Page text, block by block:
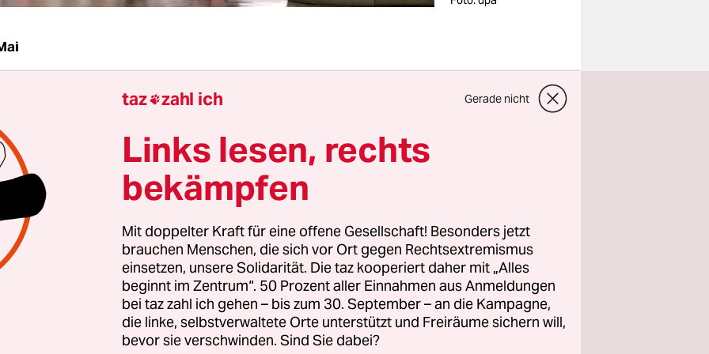
Männer haben sich Mut angetrunken, bevor sie zu der
gehen. Es ist Montagabend, die Sonne scheint. Die leeren
werfen sie in ein Buswartehäuschen.
steht auf ihren T-Shirts.
nicht kapitulieren wollen, entsteht gerade 150 Meter
entfernt am Bahnweg in Altglienicke im
Berlins. Hier soll eines von fünf Berliner
für Flüchtlinge entstehen. 500 Flüchtlinge sollen in die
ziehen, die gerade angefahren werden. Mit dem Bezug
im Ortsteil und der Umgebung wieder frei werden.
taz zahl ich Gerade nicht
Links lesen, rechts
bekämpfen
Mit doppelter Kraft für eine offene Gesellschaft! Besonders jetzt
brauchen Menschen, die sich vor Ort gegen Rechtsextremismus
einsetzen, unsere Solidarität. Die taz kooperiert daher mit „Alles
beginnt im Zentrum“. 50 Prozent aller Einnahmen aus Anmeldungen
bei taz zahl ich gehen – bis zum 30. September – an die Kampagne,
die linke, selbstverwaltete Orte unterstützt und Freiräume sichern will,
bevor sie verschwinden. Sind Sie dabei?